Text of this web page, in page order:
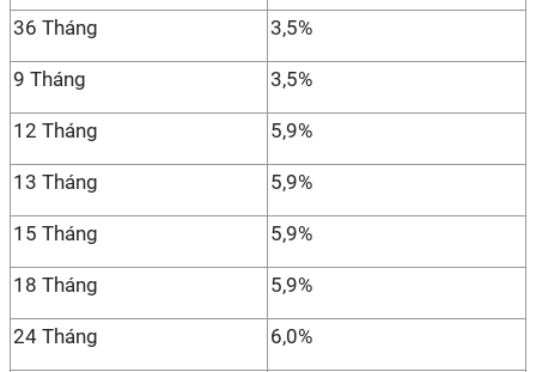
36 Tháng 3,5%
9 Tháng 3,5%
12 Tháng 5,9%
13 Tháng 5,9%
15 Tháng 5,9%
18 Tháng 5,9%
24 Tháng 6,0%